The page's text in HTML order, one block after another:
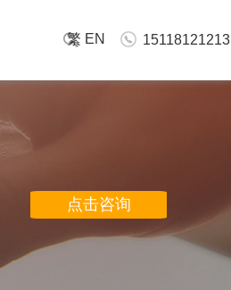
繁 EN 15118121213
点击咨询